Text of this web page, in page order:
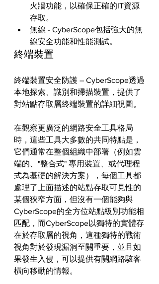
火牆功能，以確保正確的IT資源
存取。
無線 - CyberScope包括強大的無
線安全功能和性能測試。
終端裝置
終端裝置安全防護 – CyberScope透過
本地探索、識別和掃描裝置，提供了
對站點存取層終端裝置的詳細視圖。
在觀察更廣泛的網路安全工具格局
時，這些工具大多數的共同特點是，
它們通常在整個組織中部署（例如雲
端的、"整合式" 專用裝置、或代理程
式為基礎的解決方案），每個工具都
處理了上面描述的站點存取可見性的
某個狹窄方面，但沒有一個能夠與
CyberScope的全方位站點級別功能相
匹配，而CyberScope以獨特的實體存
在於存取層的視角，這種獨特的戰術
視角對於發現漏洞至關重要，並且如
果發生入侵，可以提供有關網路駭客
橫向移動的情報。